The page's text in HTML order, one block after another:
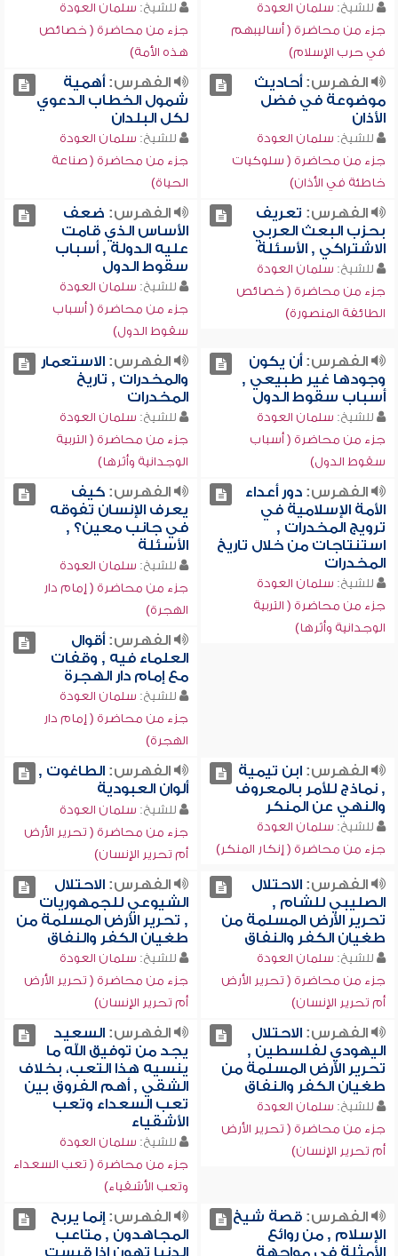
للشيخ: سلمان العودة
جزء من محاضرة ( أساليبهم
في حرب الإسلام)
للشيخ: سلمان العودة
جزء من محاضرة ( خصائص
هذه الأمة)
الفهرس:أحاديث
موضوعة في فضل
الأذان
للشيخ: سلمان العودة
جزء من محاضرة ( سلوكيات
خاطئة في الأذان)
الفهرس:أهمية
شمول الخطاب الدعوي
لكل البلدان
للشيخ: سلمان العودة
جزء من محاضرة ( صناعة
الحياة)
الفهرس: تعريف
بحزب البعث العربي
الاشتراكي , الأسئلة
للشيخ: سلمان العودة
جزء من محاضرة ( خصائص
الطائفة المنصورة)
الفهرس: ضعف
الأساس الذي قامت
عليه الدولة , أسباب
سقوط الدول
للشيخ: سلمان العودة
جزء من محاضرة ( أسباب
سقوط الدول)
الفهرس:أن يكون
وجودها غير طبيعي ,
أسباب سقوط الدول
للشيخ: سلمان العودة
جزء من محاضرة ( أسباب
سقوط الدول)
الفهرس:الاستعمار
والمخدرات , تاريخ
المخدرات
للشيخ: سلمان العودة
جزء من محاضرة ( التربية
الوجدانية وأثرها)
الفهرس:دور أعداء
الأمة الإسلامية في
ترويج المخدرات ,
استنتاجات من خلال تاريخ
المخدرات
للشيخ: سلمان العودة
جزء من محاضرة ( التربية
الوجدانية وأثرها)
الفهرس:كيف
يعرف الإنسان تفوقه
في جانب معين؟ ,
الأسئلة
للشيخ: سلمان العودة
جزء من محاضرة ( إمام دار
الهجرة)
الفهرس:أقوال
العلماء فيه , وقفات
مع إمام دار الهجرة
للشيخ: سلمان العودة
جزء من محاضرة ( إمام دار
الهجرة)
الفهرس:ابن تيمية
, نماذج للأمر بالمعروف
والنهي عن المنكر
للشيخ: سلمان العودة
جزء من محاضرة ( إنكار المنكر)
الفهرس:الطاغوت ,
ألوان العبودية
للشيخ: سلمان العودة
جزء من محاضرة ( تحرير الأرض
أم تحرير الإنسان)
الفهرس:الاحتلال
الصليبي للشام ,
تحرير الأرض المسلمة من
طغيان الكفر والنفاق
للشيخ: سلمان العودة
جزء من محاضرة ( تحرير الأرض
أم تحرير الإنسان)
الفهرس:الاحتلال
الشيوعي للجمهوريات
, تحرير الأرض المسلمة من
طغيان الكفر والنفاق
للشيخ: سلمان العودة
جزء من محاضرة ( تحرير الأرض
أم تحرير الإنسان)
الفهرس:الاحتلال
اليهودي لفلسطين ,
تحرير الأرض المسلمة من
طغيان الكفر والنفاق
للشيخ: سلمان العودة
جزء من محاضرة ( تحرير الأرض
أم تحرير الإنسان)
الفهرس:السعيد
يجد من توفيق الله ما
ينسيه هذا التعب، بخلاف
الشقي , أهم الفروق بين
تعب السعداء وتعب
الأشقياء
للشيخ: سلمان العودة
جزء من محاضرة ( تعب السعداء
وتعب الأشقياء)
الفهرس:قصة شيخ
الإسلام , من روائع
الأمثلة في مواجهة
الفهرس:إنما يربح
المجاهدون , متاعب
الدنيا تهون إذا قيست